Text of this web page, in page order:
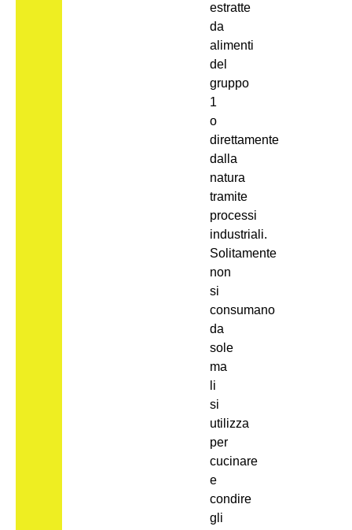
estratte
da
alimenti
del
gruppo
1
o
direttamente
dalla
natura
tramite
processi
industriali.
Solitamente
non
si
consumano
da
sole
ma
li
si
utilizza
per
cucinare
e
condire
gli